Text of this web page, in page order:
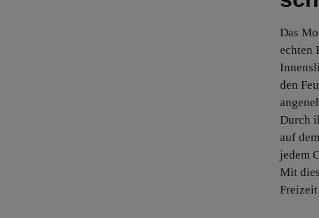
Das
echten
den
Durch
auf
jedem
Mit